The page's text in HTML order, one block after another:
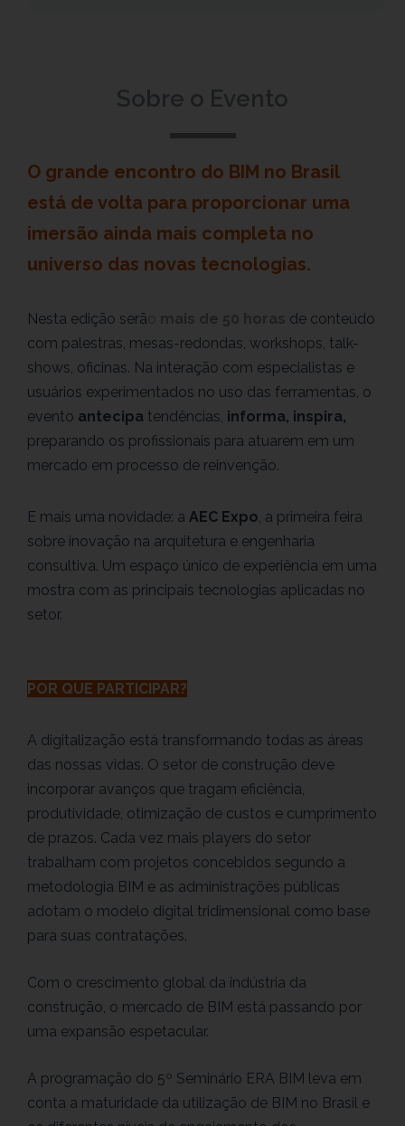
Sobre o Evento
O grande encontro do BIM no Brasil
está de volta para proporcionar uma
imersão ainda mais completa no
universo das novas tecnologias.
Nesta edição serã
de conteúdo
com palestras, mesas-redondas, workshops, talk-
shows, oficinas. Na interação com especialistas e
usuários experimentados no uso das ferramentas, o
evento antecipa tendências, informa, inspira,
preparando os profissionais para atuarem em um
mercado em processo de reinvenção.
E mais uma novidade: a AEC Expo, a primeira feira
sobre inovação na arquitetura e engenharia
consultiva. Um espaço único de experiência em uma
mostra com as principais tecnologias aplicadas no
setor.
POR QUE PARTICIPAR?
A digitalização está transformando todas as áreas
das nossas vidas. O setor de construção deve
incorporar avanços que tragam eficiência,
produtividade, otimização de custos e cumprimento
de prazos. Cada vez mais players do setor
trabalham com projetos concebidos segundo a
metodologia BIM e as administrações públicas
adotam o modelo digital tridimensional como base
para suas contratações.
Com o crescimento global da indústria da
construção, o mercado de BIM está passando por
uma expansão espetacular.
A programação do 5º Seminário ERA BIM leva em
conta a maturidade da utilização de BIM no Brasil e